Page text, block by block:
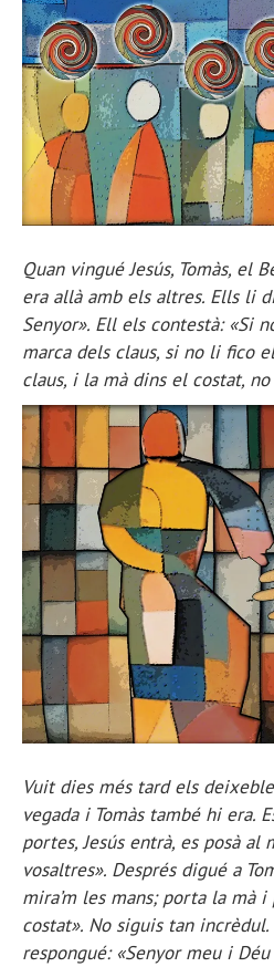
Quan vingué Jesús, Tomàs, el
era allà amb els altres. Ells li
Senyor». Ell els contestà: «Si
marca dels claus, si no li fico
claus, i la mà dins el costat, no
Vuit dies més tard els
vegada i Tomàs també hi era.
portes, Jesús entrà, es posà al
vosaltres». Després digué a
mira’m les mans; porta la mà
costat». No siguis tan
respongué: «Senyor meu i